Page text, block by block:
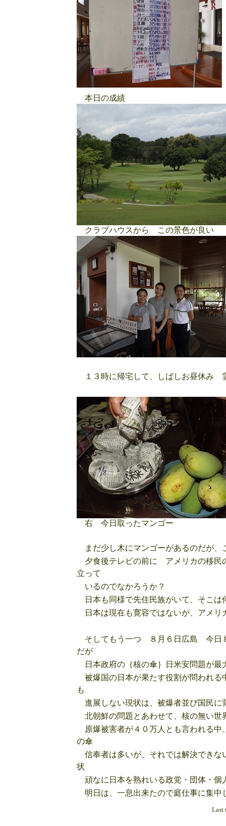
本日の成績
クラブハウスから この景色が良い
１３時に帰宅して、しばしお昼休み
右 今日取ったマンゴー
まだ少し木にマンゴーがあるのだが
夕食後テレビの前に アメリカの移民
立って
いるのでなかろうか？
日本も同様で先住民族がいて、そこは
日本は現在も寛容ではないが、アメリ
そしてもう一つ ８月６日広島 今日
だが
日本政府の｛核の傘｝日米安問題が最
被爆国の日本が果たす役割が問われる
も
進展しない現状は、被爆者並び国民に
北朝鮮の問題とあわせて、核の無い世
原爆被害者が４０万人とも言われる中
の傘
信奉者は多いが、それでは解決でき
状
頑なに日本を熟れいる政党・団体・個
明日は、一息出来たので庭仕事に集中
Last